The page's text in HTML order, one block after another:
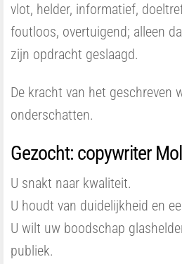
vlot, helder, informatief,
foutloos, overtuigend; alleen
zijn opdracht geslaagd.
De kracht van het geschreven
onderschatten.
Gezocht: copywriter Mol
U snakt naar kwaliteit.
U houdt van duidelijkheid en
U wilt uw boodschap
publiek.